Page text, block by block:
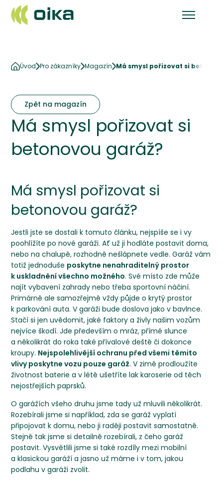
Úvod Pro zákazníky Magazín Má smysl pořizovat si
Zpět na magazín
Má smysl pořizovat si
betonovou garáž?
Má smysl pořizovat si
betonovou garáž?
Jestli jste se dostali k tomuto článku, nejspíše se i vy
poohlížíte po nové garáži. Ať už ji hodláte postavit doma,
nebo na chalupě, rozhodně nešlápnete vedle. Garáž vám
totiž jednoduše poskytne nenahraditelný prostor
k uskladnění všechno možného. Své místo zde může
najít vybavení zahrady nebo třeba sportovní náčiní.
Primárně ale samozřejmě vždy půjde o krytý prostor
k parkování auta. V garáži bude doslova jako v bavlnce.
Stačí si jen uvědomit, jaké faktory a živly našim vozům
nejvíce škodí. Jde především o mráz, přímé slunce
a několikrát do roka také přívalové deště či dokonce
kroupy. Nejspolehlivější ochranu před všemi těmito
vlivy poskytne vozu pouze garáž. V zimě prodloužíte
životnost baterie a v létě ušetříte lak karoserie od těch
nejostřejších paprsků.
O garážích všeho druhu jsme tady už mluvili několikrát.
Rozebírali jsme si například, zda segaráž vyplatí
připojovat k domu, nebo ji raději postavit samostatně.
Stejně tak jsme si detailně rozebírali, z čeho garáž
postavit. Vysvětlili jsme si takérozdíly mezi mobilní
a klasickou garáží a jasno už máme i v tom,jakou
podlahu v garáži zvolit.